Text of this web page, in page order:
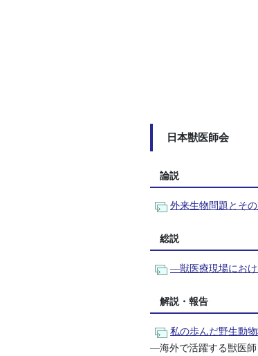
日本獣医師会
論説
外来生物問題とそ
総説
―獣医療現場にお
解説・報告
私の歩んだ野生動
―海外で活躍する獣医